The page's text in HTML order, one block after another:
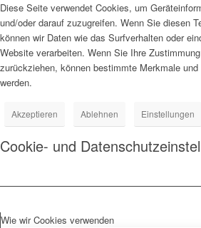
Diese Seite verwendet Cookies, um
und/oder darauf zuzugreifen. Wenn Sie diesen
können wir Daten wie das Surfverhalten oder
Website verarbeiten. Wenn Sie Ihre
zurückziehen, können bestimmte Merkmale
werden.
Akzeptieren Ablehnen Einstellungen
Cookie- und
Wie wir Cookies verwenden